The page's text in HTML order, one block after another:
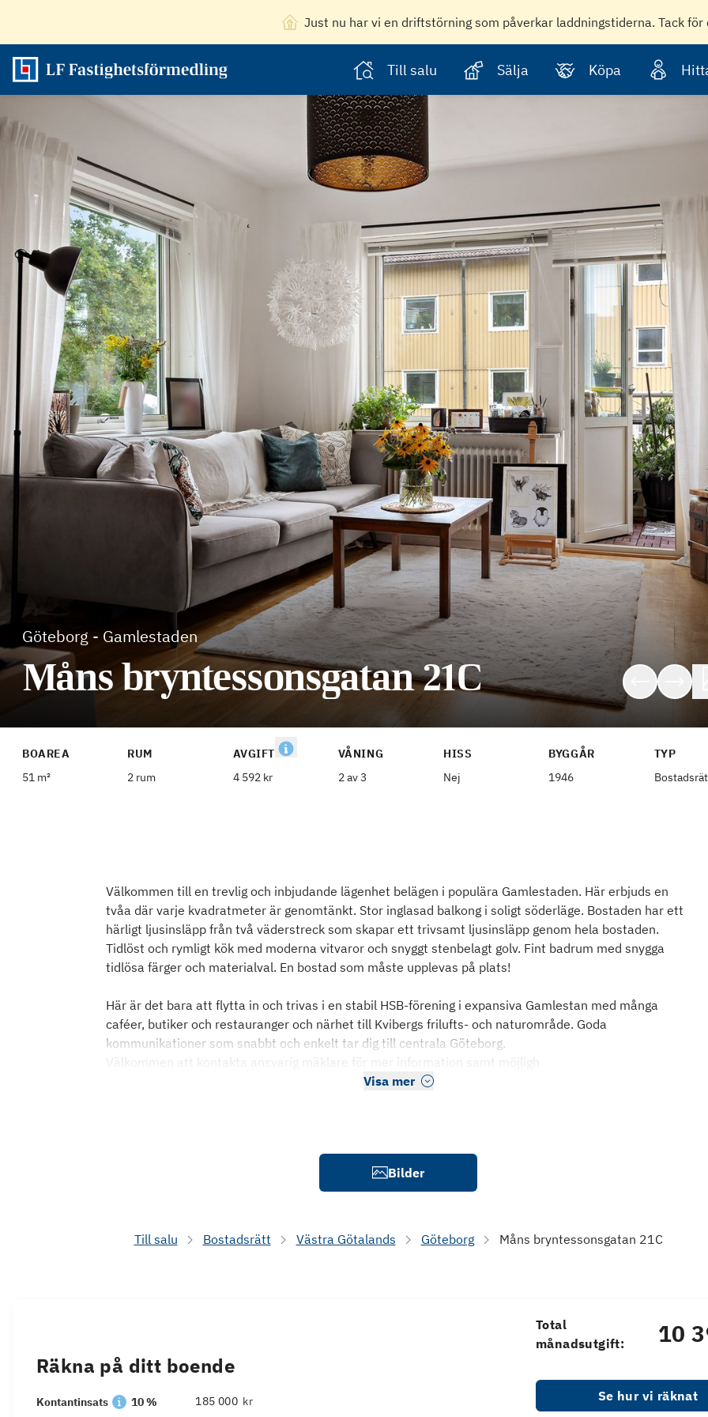
Just nu har vi en driftstörning som påverkar laddningstiderna. Tack
Till salu Sälja Köpa
Göteborg - Gamlestaden
Måns bryntessonsgatan 21C
BOAREA
51 m²
RUM
2 rum
AVGIFT
4 592 kr
VÅNING
2 av 3
HISS
Nej
BYGGÅR
1946
TYP
Välkommen till en trevlig och inbjudande lägenhet belägen i populära Gamlestaden. Här erbjuds en
tvåa där varje kvadratmeter är genomtänkt. Stor inglasad balkong i soligt söderläge. Bostaden har ett
härligt ljusinsläpp från två väderstreck som skapar ett trivsamt ljusinsläpp genom hela bostaden.
Tidlöst och rymligt kök med moderna vitvaror och snyggt stenbelagt golv. Fint badrum med snygga
tidlösa färger och materialval. En bostad som måste upplevas på plats!
Här är det bara att flytta in och trivas i en stabil HSB-förening i expansiva Gamlestan med många
caféer, butiker och restauranger och närhet till Kvibergs frilufts- och naturområde. Goda
kommunikationer som snabbt och enkelt tar dig till centrala Göteborg.
Välkommen att kontakta ansvarig mäklare för mer information samt möjligh
Visa mer
Bilder
Till salu Bostadsrätt Västra Götalands Göteborg Måns bryntessonsgatan 21C
Räkna på ditt boende
Kontantinsats 10 % kr
Total
månadsutgift:
10
Se hur vi räknat